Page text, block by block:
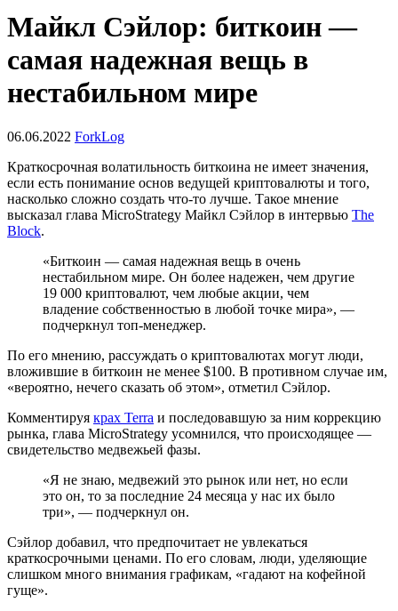
Майкл Сэйлор: биткоин —
самая надежная вещь в
нестабильном мире
06.06.2022 ForkLog
Краткосрочная волатильность биткоина не имеет значения,
если есть понимание основ ведущей криптовалюты и того,
насколько сложно создать что-то лучше. Такое мнение
высказал глава MicroStrategy Майкл Сэйлор в интервью The
Block.
«Биткоин — самая надежная вещь в очень
нестабильном мире. Он более надежен, чем другие
19 000 криптовалют, чем любые акции, чем
владение собственностью в любой точке мира», —
подчеркнул топ-менеджер.
По его мнению, рассуждать о криптовалютах могут люди,
вложившие в биткоин не менее $100. В противном случае им,
«вероятно, нечего сказать об этом», отметил Сэйлор.
Комментируя крах Terra и последовавшую за ним коррекцию
рынка, глава MicroStrategy усомнился, что происходящее —
свидетельство медвежьей фазы.
«Я не знаю, медвежий это рынок или нет, но если
это он, то за последние 24 месяца у нас их было
три», — подчеркнул он.
Сэйлор добавил, что предпочитает не увлекаться
краткосрочными ценами. По его словам, люди, уделяющие
слишком много внимания графикам, «гадают на кофейной
гуще».